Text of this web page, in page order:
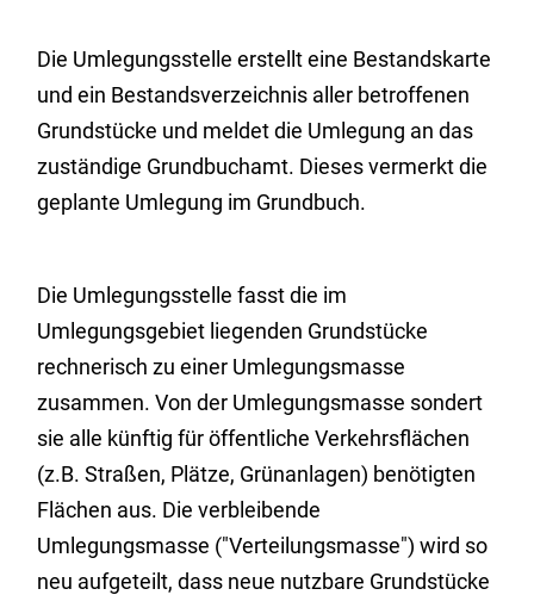
Die Umlegungsstelle erstellt eine Bestandskarte
und ein Bestandsverzeichnis aller betroffenen
Grundstücke und meldet die Umlegung an das
zuständige Grundbuchamt. Dieses vermerkt die
geplante Umlegung im Grundbuch.
Die Umlegungsstelle fasst die im
Umlegungsgebiet liegenden Grundstücke
rechnerisch zu einer Umlegungsmasse
zusammen. Von der Umlegungsmasse sondert
sie alle künftig für öffentliche Verkehrsflächen
(z.B. Straßen, Plätze, Grünanlagen) benötigten
Flächen aus. Die verbleibende
Umlegungsmasse ("Verteilungsmasse") wird so
neu aufgeteilt, dass neue nutzbare Grundstücke